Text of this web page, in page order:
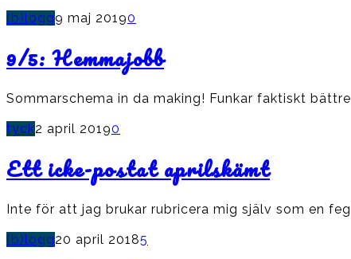
(b)logg9 maj 20190
9/5: Hemmajobb
Sommarschema in da making! Funkar faktiskt
tyck2 april 20190
Ett icke-postat aprilskämt
Inte för att jag brukar rubricera mig själv som en
(b)logg20 april 20185